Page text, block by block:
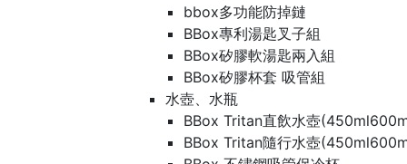
bbox多功能防掉鏈
BBox專利湯匙叉子組
BBox矽膠軟湯匙兩入組
BBox矽膠杯套 吸管組
水壺、水瓶
BBox Tritan直飲水壺
BBox Tritan隨行水壺